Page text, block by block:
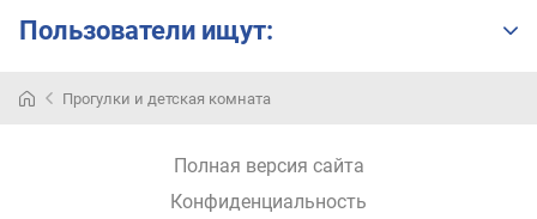
Пользователи ищут:
Прогулки и детская комната
Полная версия сайта
Конфиденциальность